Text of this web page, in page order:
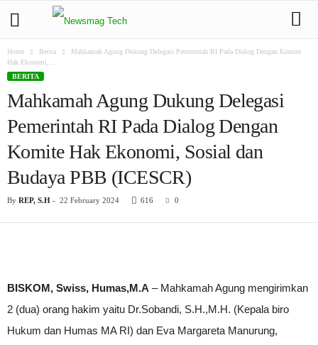
Home Berita
Mahkamah Agung Dukung Delegasi Pemerintah RI Pada Dialog Dengan Komite
Hak Ekonomi,...
BERITA
Mahkamah Agung Dukung Delegasi
Pemerintah RI Pada Dialog Dengan
Komite Hak Ekonomi, Sosial dan
Budaya PBB (ICESCR)
By REP, S.H - 22 February 2024 616 0
BISKOM, Swiss, Humas,M.A – Mahkamah Agung mengirimkan
2 (dua) orang hakim yaitu Dr.Sobandi, S.H.,M.H. (Kepala biro
Hukum dan Humas MA RI) dan Eva Margareta Manurung,